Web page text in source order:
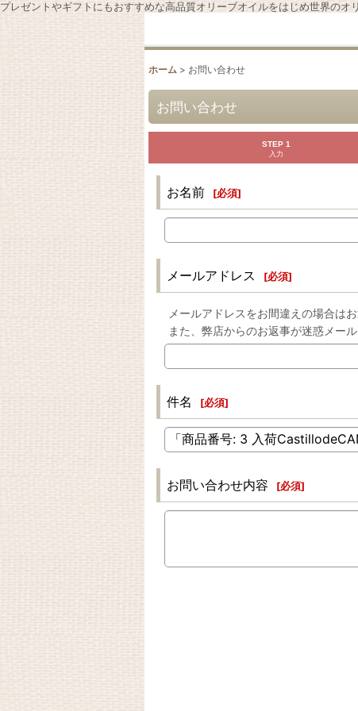
プレゼントやギフトにもおすすめな高品質オリーブオイルをはじめ世界のオ
ホーム > お問い合わせ
お問い合わせ
STEP 1
入力
お名前 [必須]
メールアドレス [必須]
メールアドレスをお間違えの場合は
また、弊店からのお返事が迷惑メー
件名 [必須]
お問い合わせ内容 [必須]